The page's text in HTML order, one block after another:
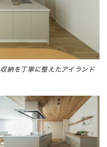
納を丁寧に整えたアイランド